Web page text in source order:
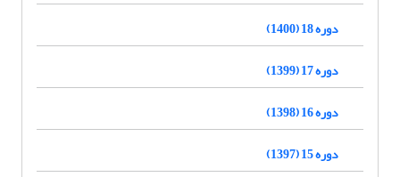
دوره 18 (1400)
دوره 17 (1399)
دوره 16 (1398)
دوره 15 (1397)